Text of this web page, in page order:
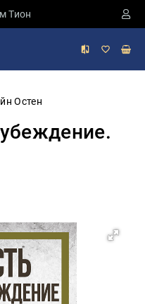
Тион
Остен